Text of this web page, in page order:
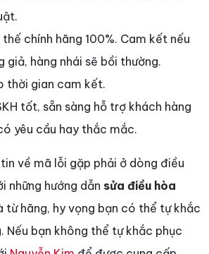
chính hãng 100%. Cam kết nếu
giả, hàng nhái sẽ bồi thường.
thời gian cam kết.
tốt, sẵn sàng hỗ trợ khách hàng
yêu cầu hay thắc mắc.
về mã lỗi gặp phải ở dòng điều
những hướng dẫn sửa điều hòa
từ hãng, hy vọng bạn có thể tự khắc
Nếu bạn không thể tự khắc phục